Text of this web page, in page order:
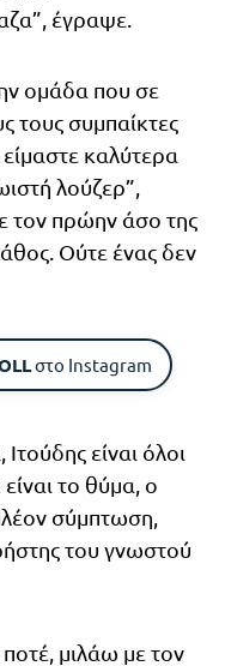
έγραψε.
ομάδα που σε
τους συμπαίκτες
καλύτερα
λούζερ”,
τον πρώην άσο της
Ούτε ένας ​​δεν
στο Instagram
Ιτούδης είναι όλοι
το θύμα, ο
σύμπτωση,
του γνωστού
μιλάω με τον